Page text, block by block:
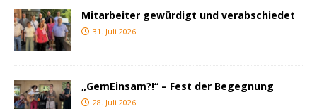
Mitarbeiter gewürdigt und verabschiedet
31. Juli 2026
„GemEinsam?!“ – Fest der Begegnung
28. Juli 2026